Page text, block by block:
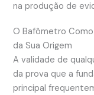
na produção de
O Bafômetro
da Sua Origem
A validade de
da prova que a
principal